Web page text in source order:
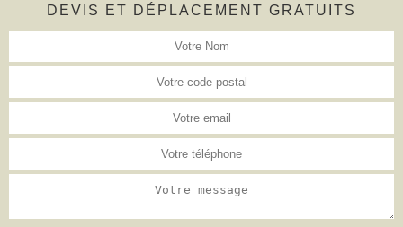
DEVIS ET DÉPLACEMENT GRATUITS